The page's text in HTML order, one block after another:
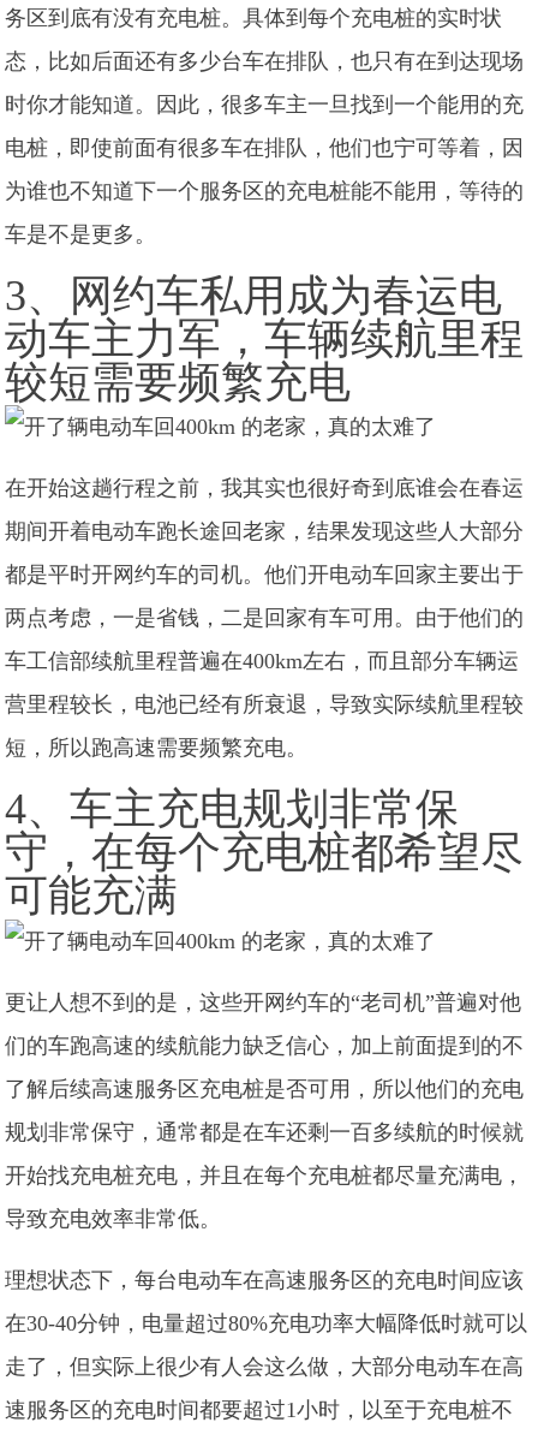
务区到底有没有充电桩。具体到每个充电桩的实时状
态，比如后面还有多少台车在排队，也只有在到达现场
时你才能知道。因此，很多车主一旦找到一个能用的充
电桩，即使前面有很多车在排队，他们也宁可等着，因
为谁也不知道下一个服务区的充电桩能不能用，等待的
车是不是更多。
3、网约车私用成为春运电
动车主力军，车辆续航里程
较短需要频繁充电
在开始这趟行程之前，我其实也很好奇到底谁会在春运
期间开着电动车跑长途回老家，结果发现这些人大部分
都是平时开网约车的司机。他们开电动车回家主要出于
两点考虑，一是省钱，二是回家有车可用。由于他们的
车工信部续航里程普遍在400km左右，而且部分车辆运
营里程较长，电池已经有所衰退，导致实际续航里程较
短，所以跑高速需要频繁充电。
4、车主充电规划非常保
守，在每个充电桩都希望尽
可能充满
更让人想不到的是，这些开网约车的“老司机”普遍对他
们的车跑高速的续航能力缺乏信心，加上前面提到的不
了解后续高速服务区充电桩是否可用，所以他们的充电
规划非常保守，通常都是在车还剩一百多续航的时候就
开始找充电桩充电，并且在每个充电桩都尽量充满电，
导致充电效率非常低。
理想状态下，每台电动车在高速服务区的充电时间应该
在30-40分钟，电量超过80%充电功率大幅降低时就可以
走了，但实际上很少有人会这么做，大部分电动车在高
速服务区的充电时间都要超过1小时，以至于充电桩不